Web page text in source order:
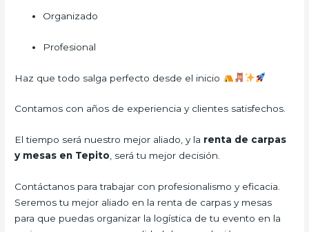
Organizado
Profesional
Haz que todo salga perfecto desde el inicio
Contamos con años de experiencia y clientes satisfechos.
El tiempo será nuestro mejor aliado, y la renta de carpas
y mesas en Tepito, será tu mejor decisión.
Contáctanos para trabajar con profesionalismo y eficacia.
Seremos tu mejor aliado en la renta de carpas y mesas
para que puedas organizar la logística de tu evento en la